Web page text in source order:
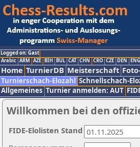
Logged on: Gast
Arabic ARM AZE BIH BUL CAT CHN CRO CZE DEN ENG
Home TurnierDB Meisterschaft
Turnierschach-Elozahl Schnellschach-
Allgemeines Turnier anmelden: AUT
Willkommen bei den
FIDE-Elolisten Stand